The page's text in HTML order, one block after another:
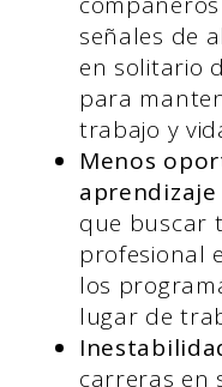
señales de
en solitario
para
trabajo y
Menos
que buscar
profesional
los
lugar de
carreras en